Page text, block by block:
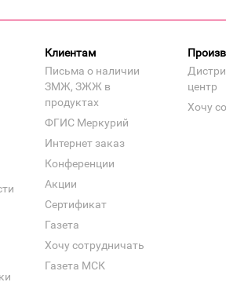
Клиентам
Письма о наличии
ЗМЖ, ЗЖЖ в
продуктах
ФГИС Меркурий
Интернет заказ
Конференции
Акции
Сертификат
Газета
Хочу сотрудничать
Газета МСК
центр
Хочу